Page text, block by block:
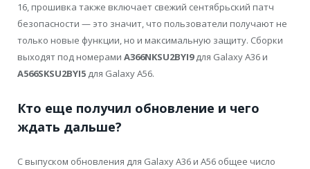
16, прошивка также включает свежий сентябрьский патч
безопасности — это значит, что пользователи получают не
только новые функции, но и максимальную защиту. Сборки
выходят под номерами A366NKSU2BYI9для Galaxy A36 и
A566SKSU2BYI5 для Galaxy A56.
Кто еще получил обновление и чего
ждать дальше?
С выпуском обновления для Galaxy A36 и A56 общее число